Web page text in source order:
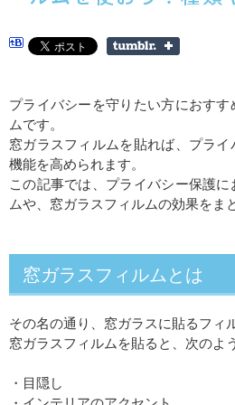
プライバシーを守りたい方におす
ムです。
窓ガラスフィルムを貼れば、プラ
機能を高められます。
この記事では、プライバシー保護
ムや、窓ガラスフィルムの効果をま
窓ガラスフィルムとは
その名の通り、窓ガラスに貼るフィ
窓ガラスフィルムを貼ると、次のよ
・目隠し